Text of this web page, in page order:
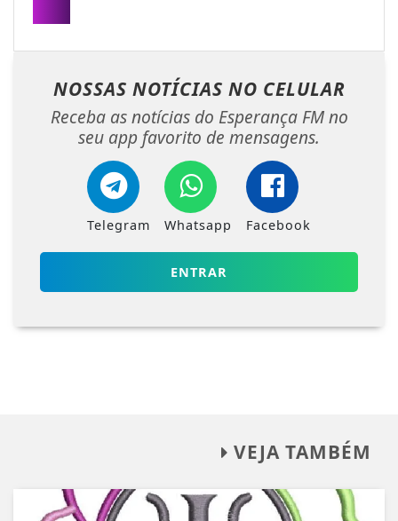
NOSSAS NOTÍCIAS NO CELULAR
Receba as notícias do Esperança FM no
seu app favorito de mensagens.
Telegram Whatsapp Facebook
ENTRAR
VEJA TAMBÉM